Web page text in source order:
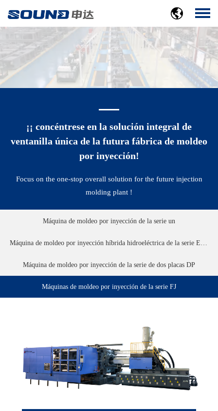
¡¡ concéntrese en la solución integral de
ventanilla única de la futura fábrica de moldeo
por inyección!
Focus on the one-stop overall solution for the future injection
molding plant !
Máquina de moldeo por inyección de la serie un
Máquina de moldeo por inyección híbrida hidroeléctrica de la serie EMH
Máquina de moldeo por inyección de la serie de dos placas DP
Máquinas de moldeo por inyección de la serie FJ